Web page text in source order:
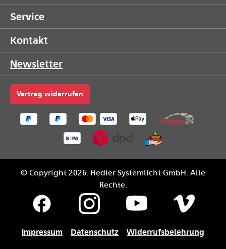
Service
Kontakt
Newsletter
Vertrag widerrufen
© Copyright 2026. Hedler Systemlicht GmbH. Alle
Rechte.
Impressum Datenschutz Widerrufsbelehrung